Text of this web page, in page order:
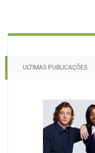
ULTIMAS PUBLICAÇÕES